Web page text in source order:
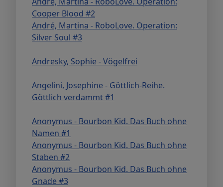
Cooper Blood #2
André, Martina - RoboLove. Operation:
Silver Soul #3
Andresky, Sophie - Vögelfrei
Angelini, Josephine - Göttlich-Reihe.
Göttlich verdammt #1
Anonymus - Bourbon Kid. Das Buch ohne
Namen #1
Anonymus - Bourbon Kid. Das Buch ohne
Staben #2
Anonymus - Bourbon Kid. Das Buch ohne
Gnade #3